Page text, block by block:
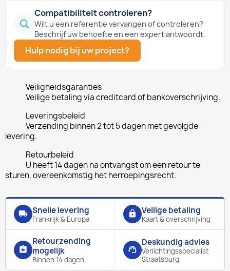
Compatibiliteit controleren?
Wilt u een referentie vervangen of controleren?
Beschrijf uw behoefte en een expert antwoordt.
Hulp nodig bij uw project?
Veiligheidsgaranties
Veilige betaling via creditcard of bankoverschrijving.
Leveringsbeleid
Verzending binnen 2 tot 5 dagen met gevolgde
levering.
Retourbeleid
U heeft 14 dagen na ontvangst om een retour te
sturen, overeenkomstig het herroepingsrecht.
local_shipping Snelle levering
Frankrijk & Europa
lock Veilige betaling
Kaart & overschrijving
assignment_return
Retourzending
mogelijk
Binnen 14 dagen
support_agent
Deskundig advies
Verlichtingsspecialist
Straatsburg